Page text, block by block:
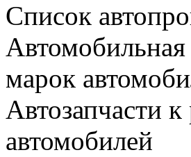
Список
марок
Автозапчасти
автомобилей